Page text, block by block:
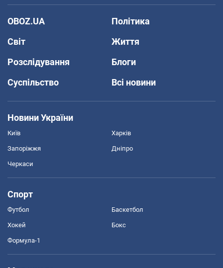
OBOZ.UA
Політика
Світ
Життя
Розслідування
Блоги
Суспільство
Всі новини
Новини України
Київ Харків
Запоріжжя Дніпро
Черкаси
Спорт
Футбол Баскетбол
Хокей Бокс
Формула-1